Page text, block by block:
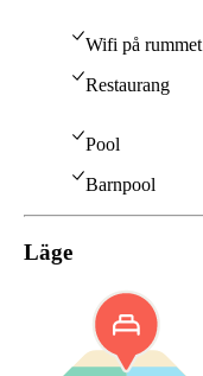
Wifi på rummet
Restaurang
Pool
Barnpool
Läge